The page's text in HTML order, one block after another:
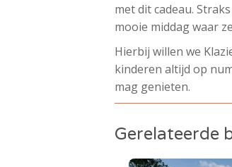
met dit cadeau.
mooie middag waar
Hierbij willen we
kinderen altijd op
mag genieten.
Gerelateerde